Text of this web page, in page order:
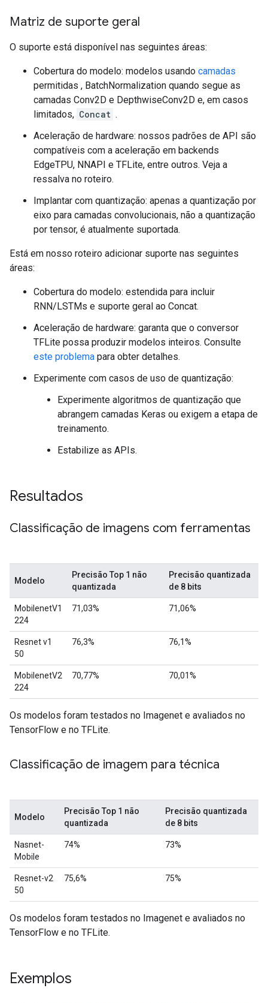
Matriz de suporte geral
O suporte está disponível nas seguintes áreas:
Cobertura do modelo: modelos usando camadas
permitidas , BatchNormalization quando segue as
camadas Conv2D e DepthwiseConv2D e, em casos
limitados, Concat .
Aceleração de hardware: nossos padrões de API são
compatíveis com a aceleração em backends
EdgeTPU, NNAPI e TFLite, entre outros. Veja a
ressalva no roteiro.
Implantar com quantização: apenas a quantização por
eixo para camadas convolucionais, não a quantização
por tensor, é atualmente suportada.
Está em nosso roteiro adicionar suporte nas seguintes
áreas:
Cobertura do modelo: estendida para incluir
RNN/LSTMs e suporte geral ao Concat.
Aceleração de hardware: garanta que o conversor
TFLite possa produzir modelos inteiros. Consulte
este problema para obter detalhes.
Experimente com casos de uso de quantização:
Experimente algoritmos de quantização que
abrangem camadas Keras ou exigem a etapa de
treinamento.
Estabilize as APIs.
Resultados
Classificação de imagens com ferramentas
Modelo
Precisão Top 1 não
quantizada
Precisão quantizada
de 8 bits
MobilenetV1
224
71,03% 71,06%
Resnet v1
50
76,3% 76,1%
MobilenetV2
224
70,77% 70,01%
Os modelos foram testados no Imagenet e avaliados no
TensorFlow e no TFLite.
Classificação de imagem para técnica
Modelo
Precisão Top 1 não
quantizada
Precisão quantizada
de 8 bits
Nasnet-
Mobile
74% 73%
Resnet-v2
50
75,6% 75%
Os modelos foram testados no Imagenet e avaliados no
TensorFlow e no TFLite.
Exemplos